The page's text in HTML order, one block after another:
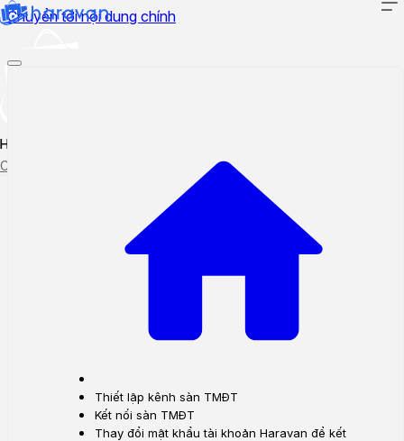
Chuyển tới nội dung chính
Hướng dẫn sử dụng
Cập nhật tính năng mới
Theo dõi ticket
Thiết lập kênh sàn TMĐT
Kết nối sàn TMĐT
Thay đổi mật khẩu tài khoản Haravan để kết